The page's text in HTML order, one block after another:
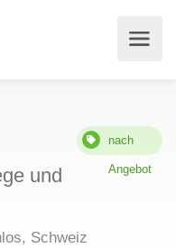
und
nach
Angebot
Schweiz